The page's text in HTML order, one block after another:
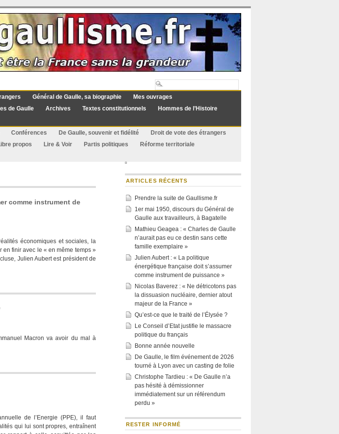
Général de Gaulle, sa biographie
Mes ouvrages
de Gaulle Archives Textes constitutionnels
Hommes de l’Histoire
Conférences De Gaulle, souvenir et fidélité
Droit de vote des étrangers
propos Lire & Voir Partis politiques
Réforme territoriale
comme instrument de
La
économiques et sociales, la
en finir avec le « en même temps »
Julien Aubert est président de
Macron va avoir du mal à
de l’Energie (PPE), il faut
qui lui sont propres, entraînent
ARTICLES RÉCENTS
Prendre la suite de Gaullisme.fr
1er mai 1950, discours du Général de
Gaulle aux travailleurs, à Bagatelle
Mathieu Geagea : « Charles de Gaulle
n’aurait pas eu ce destin sans cette
famille exemplaire »
Julien Aubert : « La politique
énergétique française doit s’assumer
comme instrument de puissance »
Nicolas Baverez : « Ne détricotons pas
la dissuasion nucléaire, dernier atout
majeur de la France »
Qu’est-ce que le traité de l’Élysée ?
Le Conseil d’Etat justifie le massacre
politique du français
Bonne année nouvelle
De Gaulle, le film événement de 2026
tourné à Lyon avec un casting de folie
Christophe Tardieu : « De Gaulle n’a
pas hésité à démissionner
immédiatement sur un référendum
perdu »
RESTER INFORMÉ